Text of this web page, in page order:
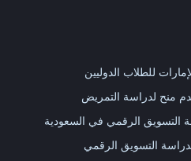
للطلاب الدوليين
منح لدراسة التمريض
التسويق الرقمي في السعودية
التسويق الرقمي